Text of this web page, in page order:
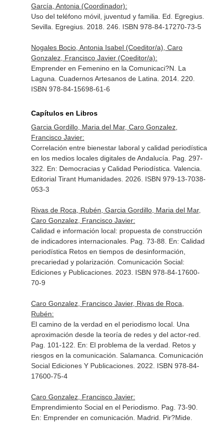
García, Antonia (Coordinador):
Uso del teléfono móvil, juventud y familia. Ed. Egregius.
Sevilla. Egregius. 2018. 246. ISBN 978-84-17270-73-5
Nogales Bocio, Antonia Isabel (Coeditor/a), Caro
Gonzalez, Francisco Javier (Coeditor/a):
Emprender en Femenino en la Comunicaci?N. La
Laguna. Cuadernos Artesanos de Latina. 2014. 220.
ISBN 978-84-15698-61-6
Capítulos en Libros
Garcia Gordillo, Maria del Mar, Caro Gonzalez,
Francisco Javier:
Correlación entre bienestar laboral y calidad periodística
en los medios locales digitales de Andalucía. Pag. 297-
322. En: Democracias y Calidad Periodística . Valencia.
Editorial Tirant Humanidades. 2026. ISBN 979-13-7038-
053-3
Rivas de Roca, Rubén, Garcia Gordillo, Maria del Mar,
Caro Gonzalez, Francisco Javier:
Calidad e información local: propuesta de construcción
de indicadores internacionales. Pag. 73-88. En: Calidad
periodística Retos en tiempos de desinformación,
precariedad y polarización . Comunicación Social:
Ediciones y Publicaciones. 2023. ISBN 978-84-17600-
70-9
Caro Gonzalez, Francisco Javier, Rivas de Roca,
Rubén:
El camino de la verdad en el periodismo local. Una
aproximación desde la teoría de redes y del actor-red.
Pag. 101-122. En: El problema de la verdad. Retos y
riesgos en la comunicación . Salamanca. Comunicación
Social Ediciones Y Publicaciones. 2022. ISBN 978-84-
17600-75-4
Caro Gonzalez, Francisco Javier:
Emprendimiento Social en el Periodismo. Pag. 73-90.
En: Emprender en comunicación . Madrid. Pir?Mide.